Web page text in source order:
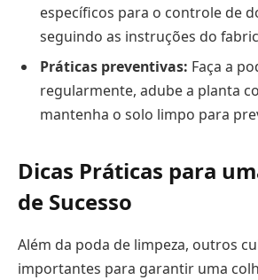
específicos para o controle de
seguindo as instruções do
Práticas preventivas: Faça a
regularmente, adube a planta
mantenha o solo limpo para
Dicas Práticas para
de Sucesso
Além da poda de limpeza, outros
importantes para garantir uma